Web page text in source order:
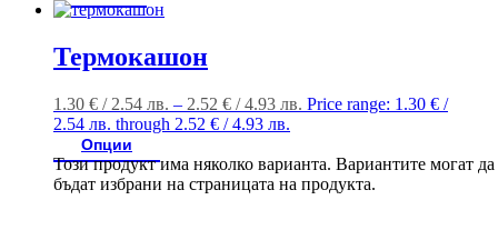
Термокашон
1.30 € / 2.54 лв. – 2.52 € / 4.93 лв. Price range: 1.30 € /
2.54 лв. through 2.52 € / 4.93 лв.
Опции
Този продукт има няколко варианта. Вариантите могат да
бъдат избрани на страницата на продукта.